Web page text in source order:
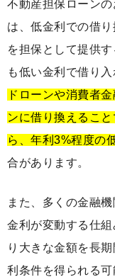
不動産担保ローン
は、低金利での借
を担保として提供
も低い金利で借り
ドローンや消費者
ンに借り換えるこ
ら、年利3%程度の
合があります。
また、多くの金融
金利が変動する仕
り大きな金額を長
利条件を得られる可